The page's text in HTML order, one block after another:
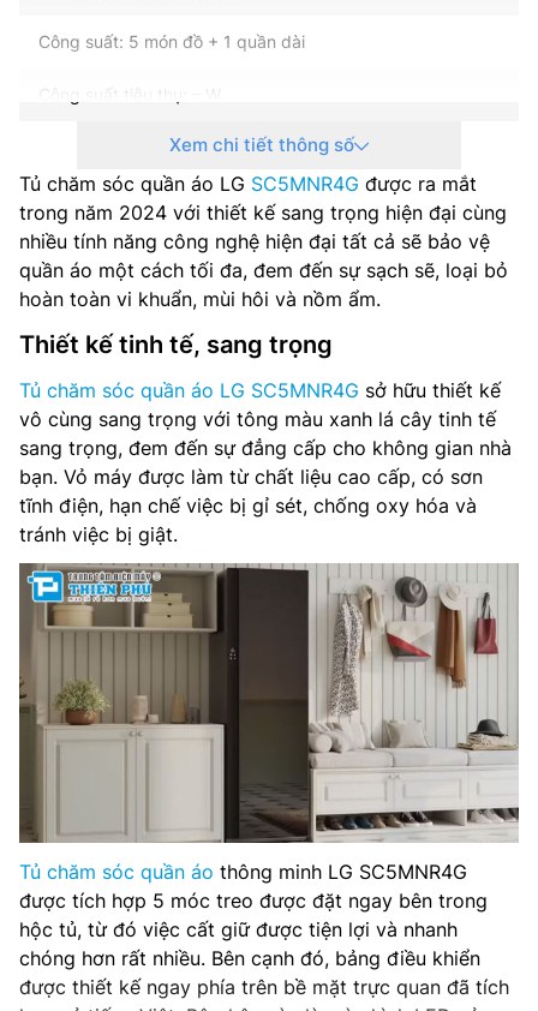
Công suất: 5 món đồ + 1 quần dài
Công suất tiêu thụ: – W
Bảng điều khiển: Tiếng Việt cảm ứng có màn hình hiển thị
Móc treo thường: 5
Khay hứng nước: 1
Kệ: 1
ThinQ (Wi-Fi): Có
Cửa có thể đảo ngược: Có
Giữ nếp ly quần: Có
TrueSteam: Có (Hệ thống hơi nước kép)
Kích thước (RxCxS): 600 x 1965 x 620 (Mở cửa: 1190)
mm
Hãng sản xuất: LG
Xem chi tiết thông số
Tủ chăm sóc quần áo LG SC5MNR4G được ra mắt
trong năm 2024 với thiết kế sang trọng hiện đại cùng
nhiều tính năng công nghệ hiện đại tất cả sẽ bảo vệ
quần áo một cách tối đa, đem đến sự sạch sẽ, loại bỏ
hoàn toàn vi khuẩn, mùi hôi và nồm ẩm.
Thiết kế tinh tế, sang trọng
Tủ chăm sóc quần áo LG SC5MNR4G sở hữu thiết kế
vô cùng sang trọng với tông màu xanh lá cây tinh tế
sang trọng, đem đến sự đẳng cấp cho không gian nhà
bạn. Vỏ máy được làm từ chất liệu cao cấp, có sơn
tĩnh điện, hạn chế việc bị gỉ sét, chống oxy hóa và
tránh việc bị giật.
Tủ chăm sóc quần áo thông minh LG SC5MNR4G
được tích hợp 5 móc treo được đặt ngay bên trong
hộc tủ, từ đó việc cất giữ được tiện lợi và nhanh
chóng hơn rất nhiều. Bên cạnh đó, bảng điều khiển
được thiết kế ngay phía trên bề mặt trực quan đã tích